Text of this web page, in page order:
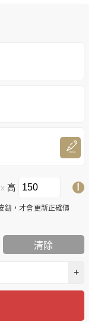
x 高 !
鈕，才會更新正確價
清除
+